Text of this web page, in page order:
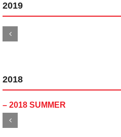
2019
2018
– 2018 SUMMER